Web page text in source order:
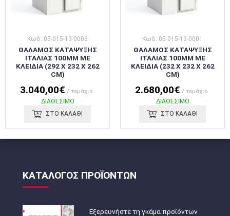
Κωδ: 05-015-13-0003
ΘΑΛΑΜΟΣ ΚΑΤΑΨΥΞΗΣ
ΙΤΑΛΙΑΣ 100MM ΜΕ
ΚΛΕΙΔΙΑ (292 X 232 X 262
CM)
3.040,00€ / τεμάχιο
ΔΙΑΘΕΣΙΜΟ
ΣΤΟ ΚΑΛΑΘΙ
Κωδ: 05-015-13-0001
ΘΑΛΑΜΟΣ ΚΑΤΑΨΥΞΗΣ
ΙΤΑΛΙΑΣ 100MM ΜΕ
ΚΛΕΙΔΙΑ (232 X 232 X 262
CM)
2.680,00€ / τεμάχιο
ΔΙΑΘΕΣΙΜΟ
ΣΤΟ ΚΑΛΑΘΙ
ΚΑΤΑΛΟΓΟΣ ΠΡΟΪΟΝΤΩΝ
Εξερευνήστε τη γκάμα προϊόντων